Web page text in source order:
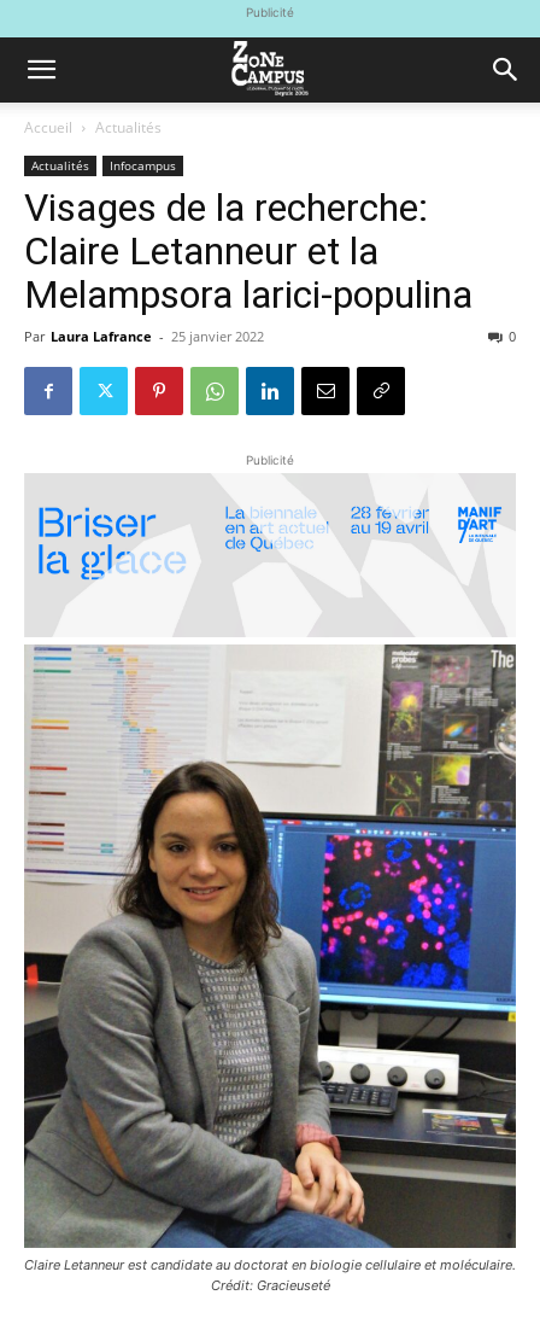
Publicité
Accueil Actualités
Actualités Infocampus
Visages de la recherche:
Claire Letanneur et la
Melampsora larici-populina
Par Laura Lafrance - 25 janvier 2022 0
Publicité
Claire Letanneur est candidate au doctorat en biologie cellulaire et moléculaire.
Crédit: Gracieuseté